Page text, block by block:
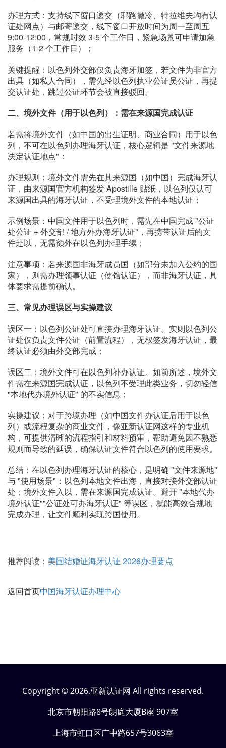
办理方式：支持线下窗口递交（耶路撒冷、特拉维夫均有认
证处网点）与邮寄递交，线下窗口开放时间为周一至周五
9:00-12:00，常规时效 3-5 个工作日，紧急场景可申请加急
服务（1-2 个工作日）；
关键提醒：以色列外交部仅负责海牙加签，若文件为非官方
出具（如私人合同），需先经以色列执业公证员公证，再提
交认证处，跳过公证环节会被直接驳回。
二、境外文件（用于以色列）：需在来源国完成认证
若需将境外文件（如中国的出生证明、商业合同）用于以色
列，不可在以色列办理海牙认证，核心逻辑是 "文件来源地
决定认证地点"：
办理规则：境外文件需先在其来源国（如中国）完成海牙认
证，由来源国官方机构签发 Apostille 贴纸，以色列仅认可
来源国出具的海牙认证，不受理境外文件的本地认证；
示例场景：中国文件用于以色列时，需先在中国完成 "公证
处公证 + 外交部 / 地方外办海牙认证"，再携带认证后的文
件赴以，无需额外在以色列办理手续；
注意事项：若来源国非海牙成员国（如部分未加入公约的国
家），则需办理领事认证（使馆认证），而非海牙认证，具
体要求需提前确认。
三、常见办理误区与实操建议
误区一：以色列公证处可直接办理海牙认证。实则以色列公
证处仅负责文件公证（前置流程），无权签发海牙认证，最
终认证必须由外交部完成；
误区二：境外文件可在以色列补办认证。如前所述，境外文
件需在来源国完成认证，以色列不受理此类业务，切勿轻信
"本地代办境外认证" 的不实信息；
实操建议：对于跨境办理（如中国文件办认证后用于以色
列）或流程复杂的商业文件，像亚新认证网这样的专业机
构，可提供清晰的流程指引和材料预审，帮助避免因不熟悉
规则而导致的延误，确保认证文件符合以色列的使用要求。
总结：在以色列办理海牙认证的核心，是明确 "文件来源地"
与 "使用场景"：以色列本地文件出海，直接对接外交部认证
处；境外文件入以，需在来源国完成认证。避开 "本地代办
境外认证""公证处可办海牙认证" 等误区，就能高效合规地
完成办理，让文件顺利实现跨国使用。
推荐阅读： 美国结婚证海牙认证 2026办理要点
返回首页中国海牙认证办理中心
Copyright © 2026.亚新认证网 All rights reserved.
北京市朝阳路8号朗庭大厦B座 907室
上海市虹口区广中路657号3063室